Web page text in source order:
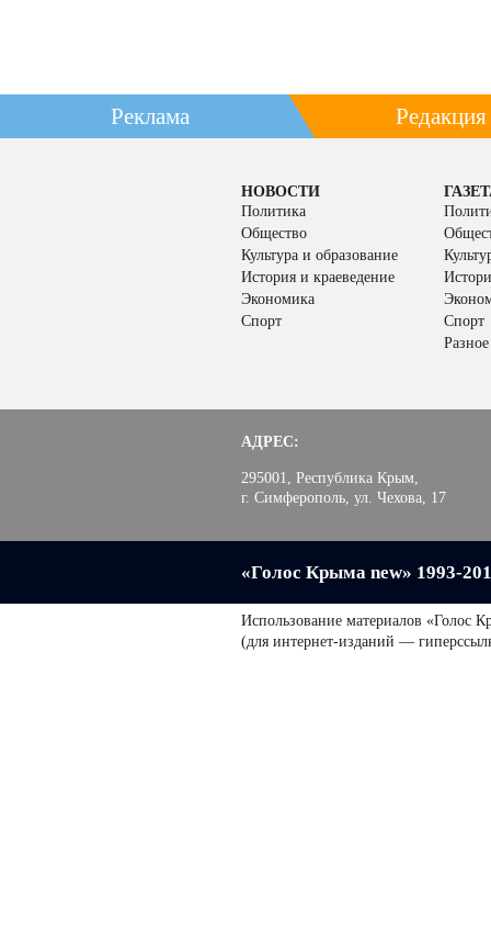
Реклама Редакция
НОВОСТИ
Политика
Общество
Культура и образование
История и краеведение
Экономика
Спорт
Спорт
Разное
АДРЕС:
295001, Республика Крым,
г. Симферополь, ул. Чехова, 17
«Голос Крыма new» 1993-
Использование материалов «Голос
(для интернет-изданий —